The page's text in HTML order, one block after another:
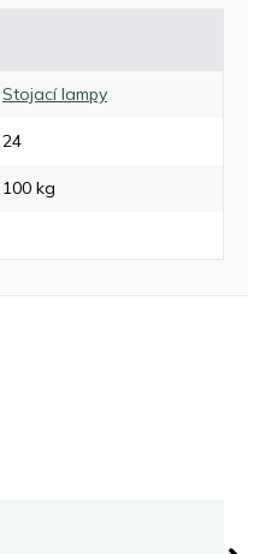
Stojací lampy
24
100 kg